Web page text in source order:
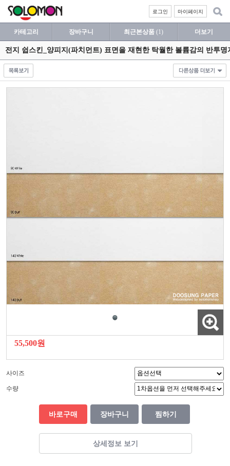
마이페이지
로그인
카테고리 장바구니 최근본상품 (1) 더보기
전지 쉽스킨_양피지(파치먼트) 표면을 재현한 탁월한 볼륨감의 반투명
55,500원
사이즈
수량
바로구매 장바구니 찜하기
상세정보 보기